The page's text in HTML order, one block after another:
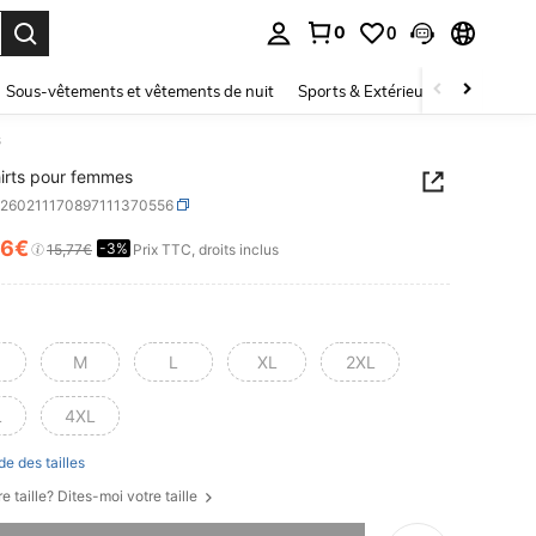
0 0
Sous-vêtements et vêtements de nuit Sports & Extérieur Enfants
pour femmes
AND AVAILABILITY
15,77€ -3% Prix TTC, droits inclus
M L XL 2XL
4XL
des tailles
taille? Dites-moi votre taille
ce produit est épuisé.